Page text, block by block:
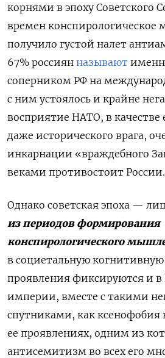
корнями в эпоху Советского
времен конспирологическое
получило густой налет
67% россиян называют
соперником РФ на
с ним устоялось и крайне
восприятие НАТО, в качестве
даже исторического врага,
инкарнации «враждебного
веками противостоит России.
Однако советская эпоха —
из периодов формирования
конспирологического
в социетальную когнитивную
проявления фиксируются и в
империи, вместе с такими
спутниками, как ксенофобия
ее проявлениях, одним из
антисемитизм во всех его